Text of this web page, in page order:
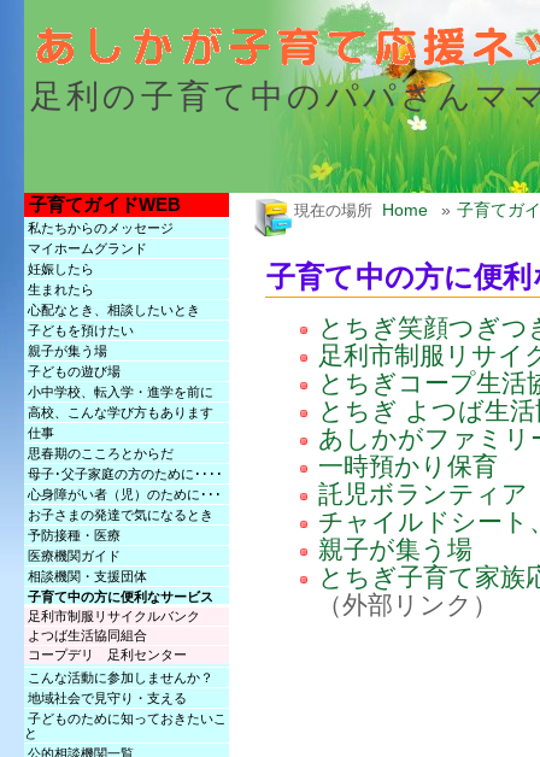
足利の子育て中のパパさんマ
子育てガイドWEB
私たちからのメッセージ
マイホームグランド
妊娠したら
生まれたら
心配なとき、相談したいとき
子どもを預けたい
親子が集う場
子どもの遊び場
小中学校、転入学・進学を前に
高校、こんな学び方もあります
仕事
思春期のこころとからだ
母子･父子家庭の方のために････
心身障がい者（児）のために･･･
お子さまの発達で気になるとき
予防接種・医療
医療機関ガイド
相談機関・支援団体
子育て中の方に便利なサービス
足利市制服リサイクルバンク
よつば生活協同組合
コープデリ 足利センター
こんな活動に参加しませんか？
地域社会で見守り・支える
子どものために知っておきたいこ
と
公的相談機関一覧
現在の場所 Home » 子育てガ
子育て中の方に便
とちぎ笑顔つぎつ
足利市制服リサイ
とちぎコープ生
とちぎ よつば生
あしかがファミリ
一時預かり保育
託児ボランティア
チャイルドシート
親子が集う場
とちぎ子育て家族
（外部リンク）